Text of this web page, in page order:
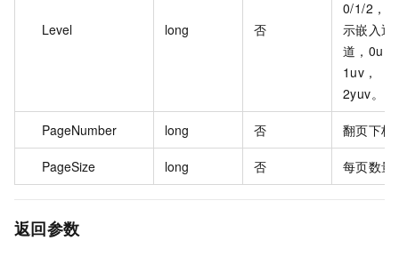
Level long 否
0/1/2，表
示嵌入通
道，0u，
1uv，
2yuv。
PageNumber long 否 翻页下标
PageSize long 否 每页数量
返回参数